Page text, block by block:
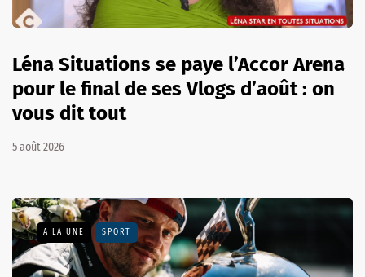
Léna Situations se paye l’Accor Arena
pour le final de ses Vlogs d’août : on
vous dit tout
5 août 2026
A LA UNE SPORT